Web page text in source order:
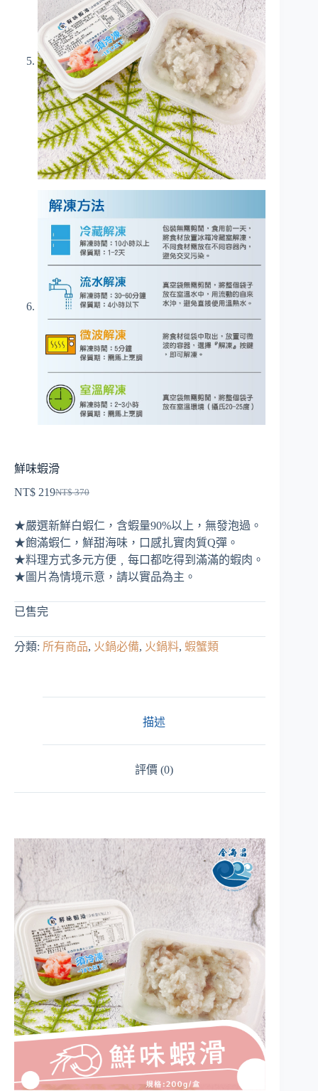
鮮味蝦滑
NT$370
始
價
格：
NT$ 370。
NT$ 219
前
價
格：
NT$ 219。
★嚴選新鮮白蝦仁，含蝦量90%以上，無發泡過。
★飽滿蝦仁，鮮甜海味，口感扎實肉質Q彈。
★料理方式多元方便﹐每口都吃得到滿滿的蝦肉。
★圖片為情境示意，請以實品為主。
已售完
分類: 所有商品, 火鍋必備, 火鍋料, 蝦蟹類
描述
評價 (0)